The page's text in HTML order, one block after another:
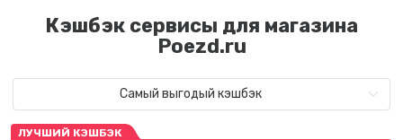
Кэшбэк сервисы для магазина
Poezd.ru
Самый выгодый кэшбэк
ЛУЧШИЙ КЭШБЭК